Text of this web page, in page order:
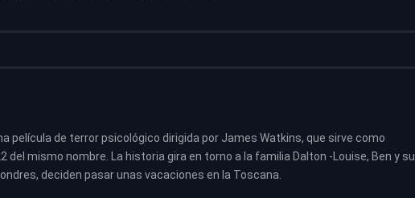
película de terror psicológico dirigida por James Watkins, que sirve como
del mismo nombre. La historia gira en torno a la familia Dalton -Louise, Ben y su
deciden pasar unas vacaciones en la Toscana.